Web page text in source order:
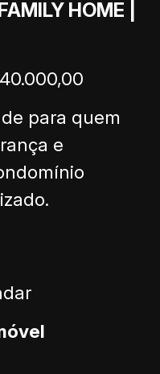
HOME |
para quem
e